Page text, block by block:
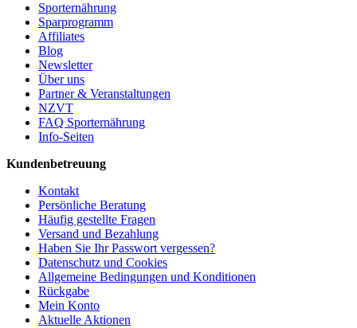
Sporternährung
Sparprogramm
Affiliates
Blog
Newsletter
Über uns
Partner & Veranstaltungen
NZVT
FAQ Sporternährung
Info-Seiten
Kundenbetreuung
Kontakt
Persönliche Beratung
Häufig gestellte Fragen
Versand und Bezahlung
Haben Sie Ihr Passwort vergessen?
Datenschutz und Cookies
Allgemeine Bedingungen und Konditionen
Rückgabe
Mein Konto
Aktuelle Aktionen